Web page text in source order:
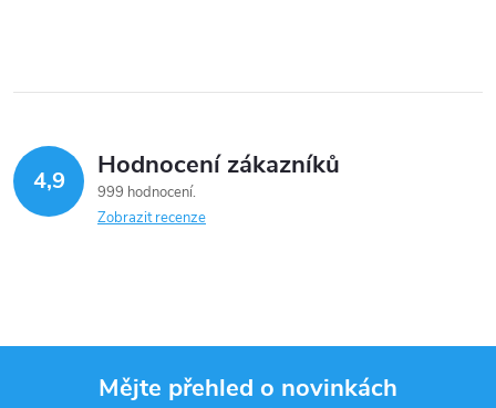
4,9 Hodnocení zákazníků
999 hodnocení
Zobrazit recenze
Mějte přehled o novinkách